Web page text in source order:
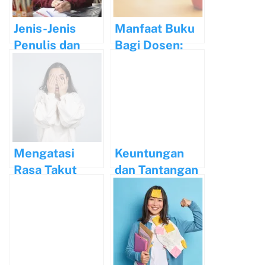
Jenis-Jenis
Penulis dan
Tugasnya
Manfaat Buku
Bagi Dosen:
Mengatasi
Rasa Takut
Keuntungan
dan Tantangan
Menjadi
Penulis Pemula